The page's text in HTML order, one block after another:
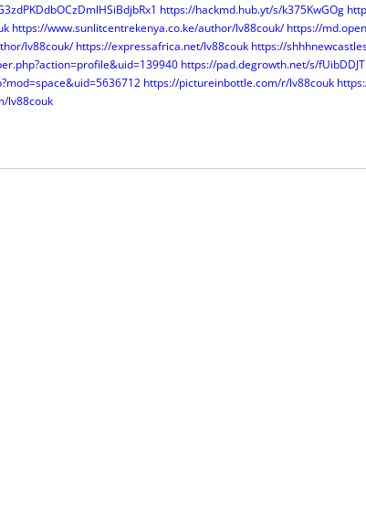
https://hackmd.hub.yt/s/k375KwGOg
https://www.sunlitcentrekenya.co.ke/author/lv88couk/ https://
lv88couk/ https://expressafrica.net/lv88couk https://
https://pad.degrowth.net/s/
https://pictureinbottle.com/r/lv88couk
lv88couk